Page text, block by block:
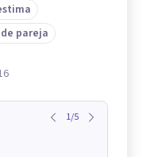
pareja
1/5